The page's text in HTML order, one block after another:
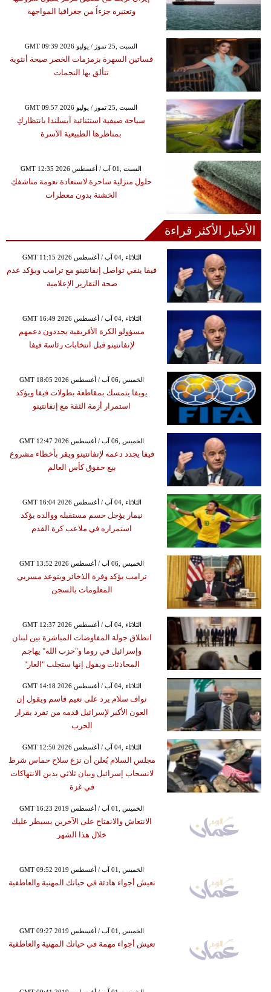
وتعتبره جزءاً من جغرافيا المواجهة
GMT 09:39 2026 السبت ,25 تموز / يوليو
فساتين السهرة بزمزمات الخصر صيحة أنثوية
تتألق بها النجمات
GMT 09:57 2026 السبت ,25 تموز / يوليو
سياحة صيفية استثنائية آيسلندا بانتظاركِ
بمناظرها الطبيعية الآسرة
GMT 12:35 2026 السبت ,01 آب / أغسطس
حلول منزلية ساحرة لاستعادة نعومة مناشفكِ
الخشنة بدون معطرات
الأخبار الأكثر قراءة
GMT 11:15 2026 الثلاثاء ,04 آب / أغسطس
فيفا ينفي تواصل إنفانتينو مع ترامب ويؤكد عدم
صحة التقارير الإعلامية
GMT 16:49 2026 الثلاثاء ,04 آب / أغسطس
مسؤولو الكرة الأفريقية يجددون دعمهم
لإنفانتينو قبل انتخابات رئاسة فيفا
GMT 18:05 2026 الخميس ,06 آب / أغسطس
يويفا يتمسك بمقاطعة بطولات فيفا ويؤكد
استمرار أزمة الثقة مع إنفانتينو
GMT 12:47 2026 الخميس ,06 آب / أغسطس
فيفا يجدد دعمه لإنفانتينو ويقر بأخطاء مشروع
بيع حقوق كأس العالم
GMT 16:04 2026 الثلاثاء ,04 آب / أغسطس
نيمار يؤجل حسم مستقبله ووالده يؤكد
استمراره في ملاعب كرة القدم
GMT 13:52 2026 الخميس ,06 آب / أغسطس
ترامب يؤكد وفرة الذخائر ويتوعد مسربي
المعلومات بالسجن
GMT 12:37 2026 الثلاثاء ,04 آب / أغسطس
انطلاق جولة المفاوضات المباشرة بين لبنان
وإسرائيل في روما و"حزب الله" يهاجم
المحادثات ويقول إنها ستجلب "العار"
GMT 14:18 2026 الثلاثاء ,04 آب / أغسطس
نواف سلام يرد على نعيم قاسم ويقول إن
العون الأكبر لإسرائيل قدمه من تفرد بقرار
الحرب
GMT 12:50 2026 الثلاثاء ,04 آب / أغسطس
مجلس السلام يُعلن أن نزع سلاح حماس شرط
لانسحاب إسرائيل وبيان ثلاثي يدين الانتهاكات
في غزة
GMT 16:23 2019 الخميس ,01 آب / أغسطس
الانتعاش والانفتاح على الآخرين يسيطر عليك
خلال هذا الشهر
GMT 09:52 2019 الخميس ,01 آب / أغسطس
تعيش أجواء هادئة في حياتك المهنية والعاطفية
GMT 09:27 2019 الخميس ,01 آب / أغسطس
تعيش أجواء مهمة في حياتك المهنية والعاطفية